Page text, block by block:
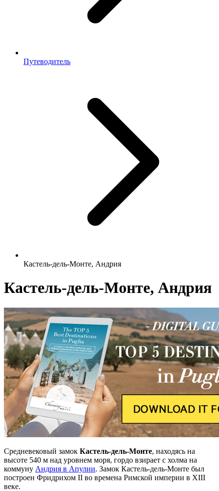
Путеводитель
Кастель-дель-Монте, Андрия
Кастель-дель-Монте, Андрия
Средневековый замок Кастель-дель-Монте, находясь на
высоте 540 м над уровнем моря, гордо взирает с холма на
коммуну Андрия в Апулии. Замок Кастель-дель-Монте был
построен Фридрихом II во времена Римской империи в XIII
веке.